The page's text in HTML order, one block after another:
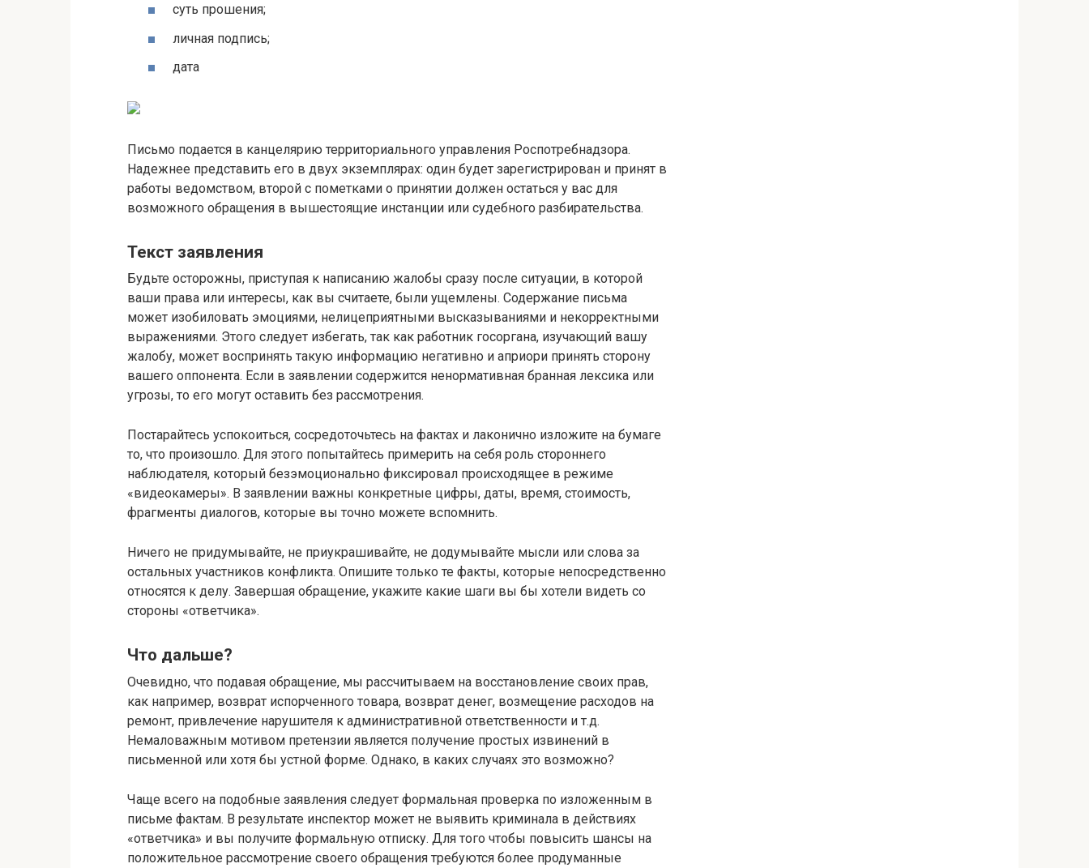
суть прошения;
личная подпись;
дата
Письмо подается в канцелярию территориального управления Роспотребнадзора.
Надежнее представить его в двух экземплярах: один будет зарегистрирован и принят в
работы ведомством, второй с пометками о принятии должен остаться у вас для
возможного обращения в вышестоящие инстанции или судебного разбирательства.
Текст заявления
Будьте осторожны, приступая к написанию жалобы сразу после ситуации, в которой
ваши права или интересы, как вы считаете, были ущемлены. Содержание письма
может изобиловать эмоциями, нелицеприятными высказываниями и некорректными
выражениями. Этого следует избегать, так как работник госоргана, изучающий вашу
жалобу, может воспринять такую информацию негативно и априори принять сторону
вашего оппонента. Если в заявлении содержится ненормативная бранная лексика или
угрозы, то его могут оставить без рассмотрения.
Постарайтесь успокоиться, сосредоточьтесь на фактах и лаконично изложите на бумаге
то, что произошло. Для этого попытайтесь примерить на себя роль стороннего
наблюдателя, который безэмоционально фиксировал происходящее в режиме
«видеокамеры». В заявлении важны конкретные цифры, даты, время, стоимость,
фрагменты диалогов, которые вы точно можете вспомнить.
Ничего не придумывайте, не приукрашивайте, не додумывайте мысли или слова за
остальных участников конфликта. Опишите только те факты, которые непосредственно
относятся к делу. Завершая обращение, укажите какие шаги вы бы хотели видеть со
стороны «ответчика».
Что дальше?
Очевидно, что подавая обращение, мы рассчитываем на восстановление своих прав,
как например, возврат испорченного товара, возврат денег, возмещение расходов на
ремонт, привлечение нарушителя к административной ответственности и т.д.
Немаловажным мотивом претензии является получение простых извинений в
письменной или хотя бы устной форме. Однако, в каких случаях это возможно?
Чаще всего на подобные заявления следует формальная проверка по изложенным в
письме фактам. В результате инспектор может не выявить криминала в действиях
«ответчика» и вы получите формальную отписку. Для того чтобы повысить шансы на
положительное рассмотрение своего обращения требуются более продуманные